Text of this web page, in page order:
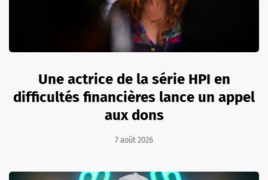
Une actrice de la série HPI en
difficultés financières lance un appel
aux dons
7 août 2026